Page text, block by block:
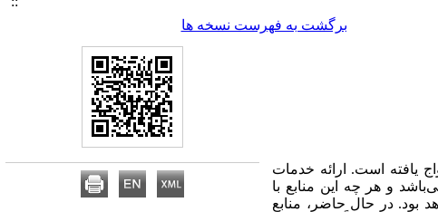
برگشت به فهرست نسخه ها
یافته است. ارائه خدمات
و هر چه این منابع با
بود. در حال حاضر، منابع